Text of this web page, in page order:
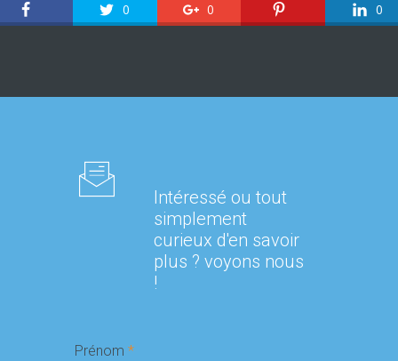
0 0 0
Intéressé ou tout
simplement
curieux d'en savoir
plus ? voyons nous
!
Prénom *